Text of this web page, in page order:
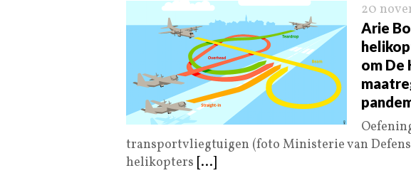
20
Arie
om De
transportvliegtuigen (foto Ministerie van
helikopters [...]